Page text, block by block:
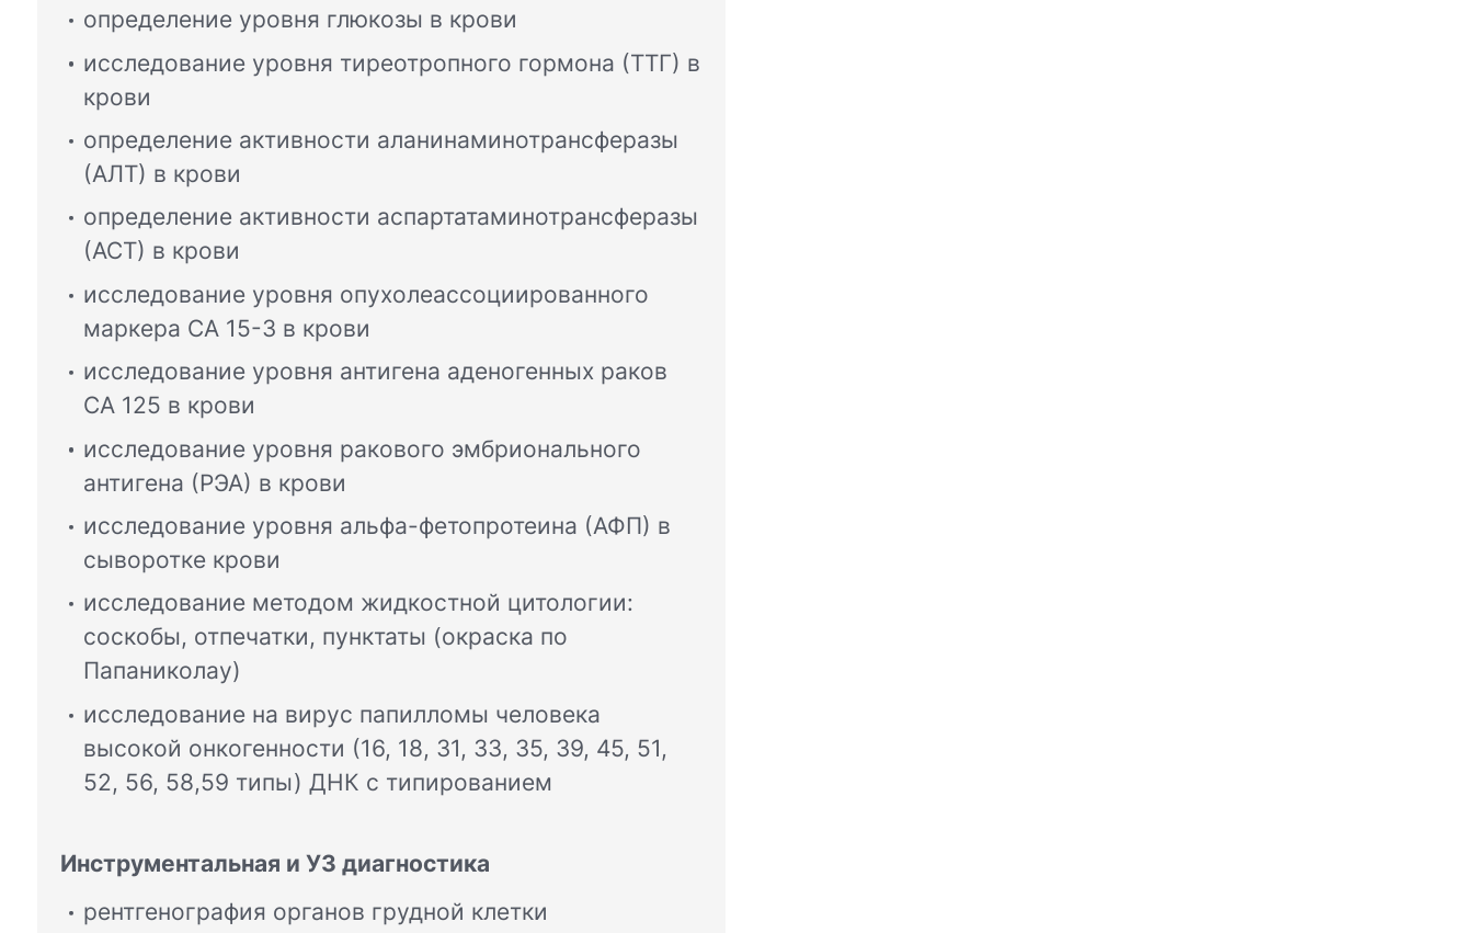
определение уровня глюкозы в крови
исследование уровня тиреотропного гормона (ТТГ) в
крови
определение активности аланинаминотрансферазы
(АЛТ) в крови
определение активности аспартатаминотрансферазы
(АСТ) в крови
исследование уровня опухолеассоциированного
маркера СА 15-3 в крови
исследование уровня антигена аденогенных раков
CA 125 в крови
исследование уровня ракового эмбрионального
антигена (РЭА) в крови
исследование уровня альфа-фетопротеина (АФП) в
сыворотке крови
исследование методом жидкостной цитологии:
соскобы, отпечатки, пунктаты (окраска по
Папаниколау)
исследование на вирус папилломы человека
высокой онкогенности (16, 18, 31, 33, 35, 39, 45, 51,
52, 56, 58,59 типы) ДНК с типированием
Инструментальная и УЗ диагностика
рентгенография органов грудной клетки